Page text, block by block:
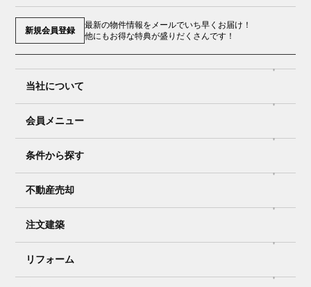
新規会員登録
最新の物件情報をメールでいち早くお届け！
他にもお得な特典が盛りだくさんです！
当社について
会員メニュー
条件から探す
不動産売却
注文建築
リフォーム